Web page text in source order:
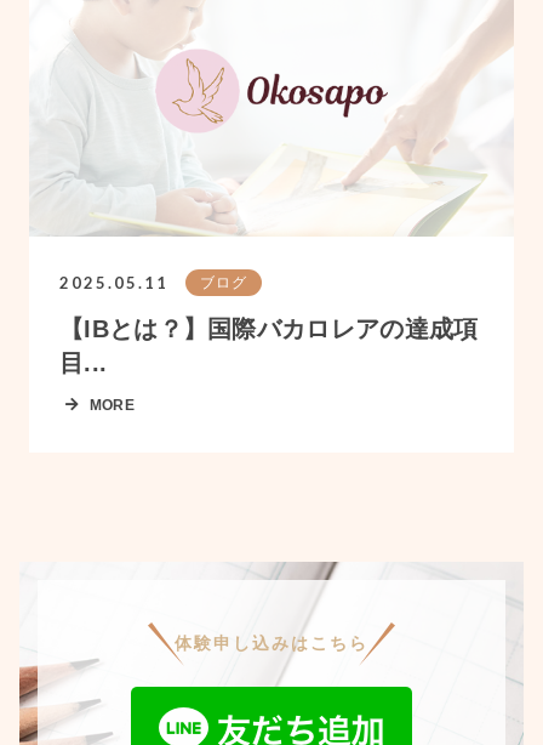
2025.05.11 ブログ
【IBとは？】国際バカロレアの達成項
目...
MORE
体験申し込みはこちら